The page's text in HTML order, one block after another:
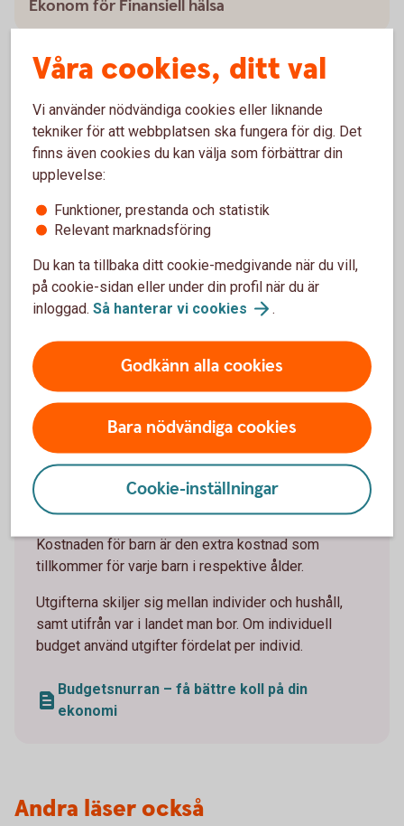
Ekonom för Finansiell hälsa
Verktyg för att ha koll på budget
Det finns både verktyg och knep för att få bättre koll
på sin ekonomi.
Checklista - Ta kontroll över ekonomin (pdf)
Utgiftskollen - ett digitalt
Budgetsnurran -få koll på din
ekonomi
Vi har räknat ut de nödvändiga levnadskostnader
(januari 2025). Fyll i dina egna kostnader och jämför.
Tänk på att siffrorna i mallen motsvarar kostnaden
för det som är nödvändigt, inte något genomsnitt på
Kostnaden för barn är den extra kostnad som
tillkommer för varje barn i respektive ålder.
Utgifterna skiljer sig mellan individer och hushåll,
samt utifrån var i landet man bor. Om individuell
budget använd utgifter fördelat per individ.
Budgetsnurran – få bättre koll på din
ekonomi
Andra läser också
Våra cookies, ditt val
Vi använder nödvändiga cookies eller liknande
tekniker för att webbplatsen ska fungera för dig. Det
finns även cookies du kan välja som förbättrar din
upplevelse:
Funktioner, prestanda och statistik
Relevant marknadsföring
Du kan ta tillbaka ditt cookie-medgivande när du vill,
på cookie-sidan eller under din profil när du är
inloggad. Så hanterar vi cookies .
Godkänn alla cookies
Bara nödvändiga cookies
Cookie-inställningar